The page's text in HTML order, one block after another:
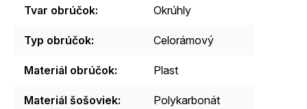
Tvar obrúčok: Okrúhly
Typ obrúčok: Celorámový
Materiál obrúčok: Plast
Materiál šošoviek: Polykarbonát